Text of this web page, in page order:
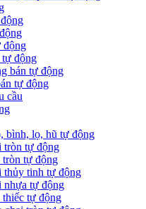
động
tự động
bán tự động
tự động
cầu
bình, lọ, hũ tự động
tròn tự động
tròn tự động
thủy tinh tự động
nhựa tự động
thiếc tự động